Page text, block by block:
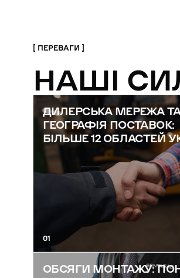
ПЕРЕВАГИ
НАШІ
ДИЛЕРСЬКА МЕРЕЖА
ГЕОГРАФІЯ ПОСТАВОК:
БІЛЬШЕ 12 ОБЛАСТЕЙ
01
ОБСЯГИ МОНТАЖУ: